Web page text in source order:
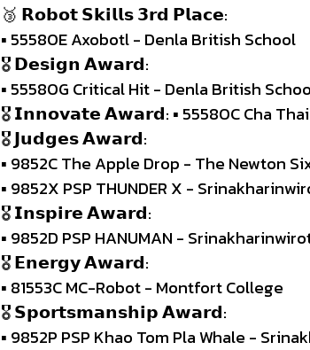
🥉 𝗥𝗼𝗯𝗼𝘁 𝗦𝗸𝗶𝗹𝗹𝘀 𝟯𝗿𝗱 𝗣𝗹𝗮𝗰𝗲:
▪︎ 55580E Axobotl - Denla British School
🎖️ 𝗗𝗲𝘀𝗶𝗴𝗻 𝗔𝘄𝗮𝗿𝗱:
▪︎ 55580G Critical Hit - Denla British
🎖️ 𝗜𝗻𝗻𝗼𝘃𝗮𝘁𝗲 𝗔𝘄𝗮𝗿𝗱: ▪︎ 55580C Cha
🎖️ 𝗝𝘂𝗱𝗴𝗲𝘀 𝗔𝘄𝗮𝗿𝗱:
▪︎ 9852C The Apple Drop - The Newton
▪︎ 9852X PSP THUNDER X -
🎖️ 𝗜𝗻𝘀𝗽𝗶𝗿𝗲 𝗔𝘄𝗮𝗿𝗱:
▪︎ 9852D PSP HANUMAN -
🎖️ 𝗘𝗻𝗲𝗿𝗴𝘆 𝗔𝘄𝗮𝗿𝗱:
▪︎ 81553C MC-Robot - Montfort College
🎖️ 𝗦𝗽𝗼𝗿𝘁𝘀𝗺𝗮𝗻𝘀𝗵𝗶𝗽 𝗔𝘄𝗮𝗿𝗱:
▪︎ 9852P PSP Khao Tom Pla Whale -